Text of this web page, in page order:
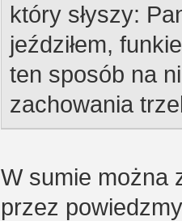
który słyszy:
jeździłem,
ten sposób na
zachowania
W sumie można
przez